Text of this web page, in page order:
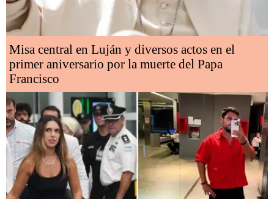
Misa central en Luján y diversos actos en el
primer aniversario por la muerte del Papa
Francisco